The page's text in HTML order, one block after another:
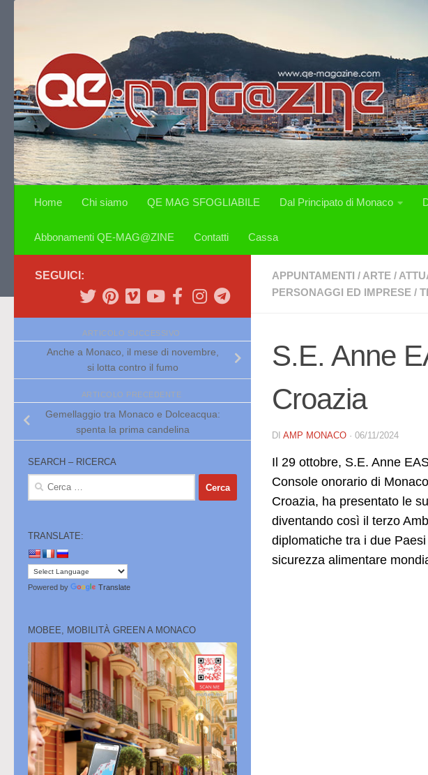
Home Chi siamo QE MAG SFOGLIABILE Dal Principato di Monaco
Abbonamenti QE-MAG@ZINE Contatti Cassa
APPUNTAMENTI / ARTE /
PERSONAGGI ED IMPRESE /
S.E. Anne
Croazia
DI AMP MONACO · 06/11/2024
Il 29 ottobre, S.E. Anne
Console onorario di
Croazia, ha presentato le
diventando così il terzo
diplomatiche tra i due
sicurezza alimentare
SEGUICI:
ARTICOLO SUCCESSIVO
Anche a Monaco, il mese di novembre,
si lotta contro il fumo
ARTICOLO PRECEDENTE
Gemellaggio tra Monaco e Dolceacqua:
spenta la prima candelina
SEARCH – RICERCA
Ricerca
TRANSLATE:
Powered by Translate
MOBEE, MOBILITÀ GREEN A MONACO